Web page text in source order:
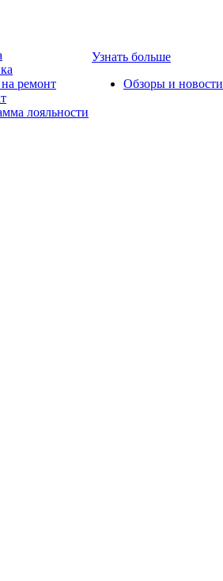
на ремонт
лояльности
Узнать больше
Обзоры и новости